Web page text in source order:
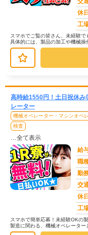
休
工
スマホでご覧の皆さん、未経験
具体的には、製品の加工や機械
験者多数活躍中！研修があるので
高時給1550円！土日祝休
レーター
機械オペレーター・マシンオペ
検査
…全て表示
給
職
勤
交
休
工
スマホで簡単応募！未経験OKの
製造に関わる、機械オペレータ
グ、運搬など、複数の工程があり